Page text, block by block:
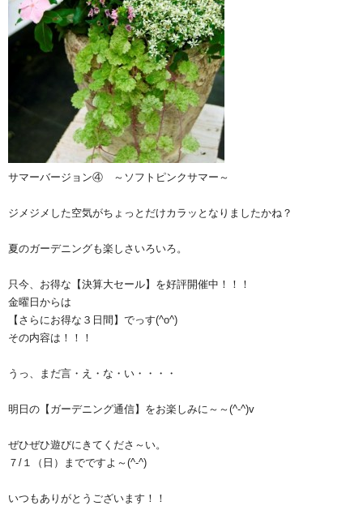
サマーバージョン④ ～ソフトピンクサマー～
ジメジメした空気がちょっとだけカラッとなりましたかね？
夏のガーデニングも楽しさいろいろ。
只今、お得な【決算大セール】を好評開催中！！！
金曜日からは
【さらにお得な３日間】でっす(^o^)ゞ
その内容は！！！
うっ、まだ言・え・な・い・・・・
明日の【ガーデニング通信】をお楽しみに～～(^-^)v
ぜひぜひ遊びにきてくださ～い。
７/１（日）までですよ～(^-^)
いつもありがとうございます！！